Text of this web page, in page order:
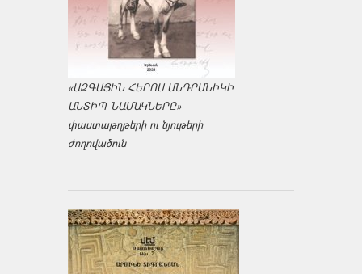
«ԱԶԳԱՅԻՆ ՀԵՐՈՍ ԱՆԴՐԱՆԻԿԻ
ԱՆՏԻՊ ՆԱՄԱԿՆԵՐԸ»
փաստաթղթերի ու նյութերի
ժողովածուն